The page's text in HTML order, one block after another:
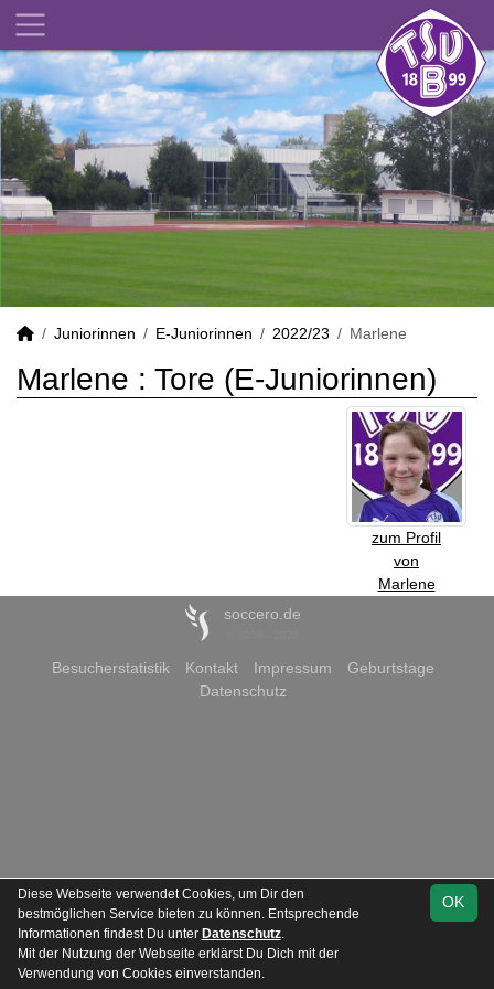
Juniorinnen E-Juniorinnen 2022/23 Marlene
Marlene : Tore (E-Juniorinnen)
zum Profil
von
Marlene
soccero.de
Besucherstatistik Kontakt Impressum
Geburtstage
Datenschutz
OK
Diese Webseite verwendet Cookies, um Dir den
bestmöglichen Service bieten zu können. Entsprechende
Informationen findest Du unter Datenschutz.
Mit der Nutzung der Webseite erklärst Du Dich mit der
Verwendung von Cookies einverstanden.